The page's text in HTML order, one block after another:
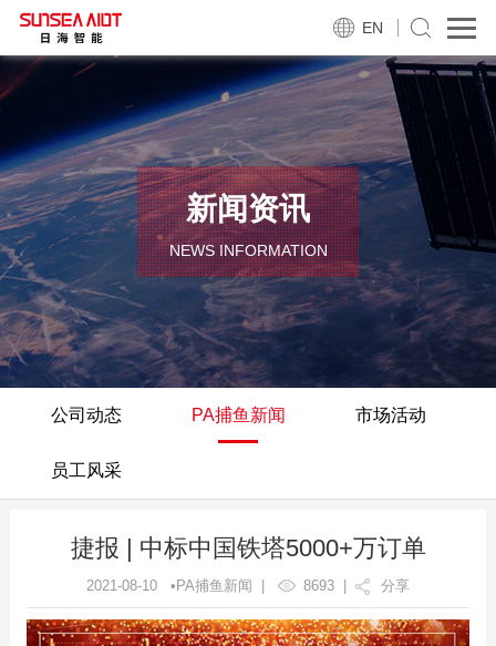
EN
新闻资讯
NEWS INFORMATION
公司动态 PA捕鱼新闻 市场活动
员工风采
捷报 | 中标中国铁塔5000+万订单
2021-08-10 •PA捕鱼新闻 | 8693 分享